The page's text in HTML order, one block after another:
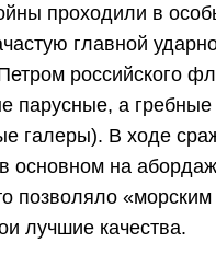
проходили в
главной
российского
парусные, а гребные
галеры). В ходе
основном на
позволяло
лучшие качества.